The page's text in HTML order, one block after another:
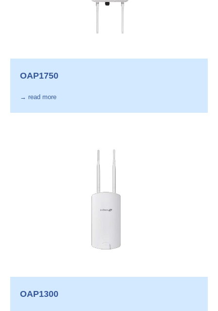
OAP1750
→ read more
OAP1300